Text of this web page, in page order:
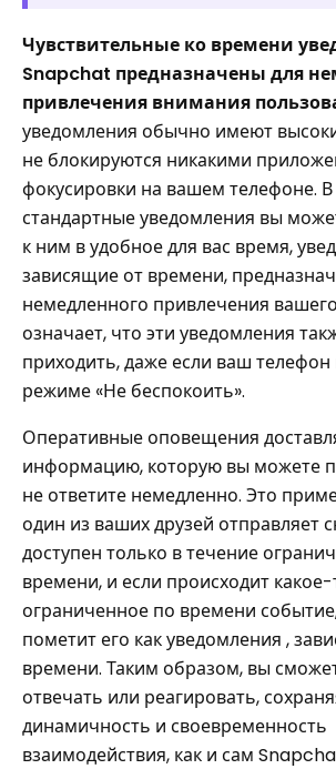
Чувствительные ко времени
Snapchat предназначены для
привлечения внимания
уведомления обычно имеют
не блокируются никакими
фокусировки на вашем телефоне. В
стандартные уведомления вы
к ним в удобное для вас время,
зависящие от времени,
немедленного привлечения
означает, что эти уведомления
приходить, даже если ваш телефон
режиме «Не беспокоить».
Оперативные оповещения
информацию, которую вы можете
не ответите немедленно. Это
один из ваших друзей отправляет
доступен только в течение
времени, и если происходит какое-
ограниченное по времени
пометит его как уведомления ,
времени. Таким образом, вы
отвечать или реагировать,
динамичность и своевременность
взаимодействия, как и сам